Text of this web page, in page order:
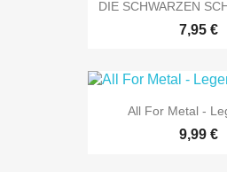
DIE SCHWARZEN
7,95 €
All For Metal -
9,99 €